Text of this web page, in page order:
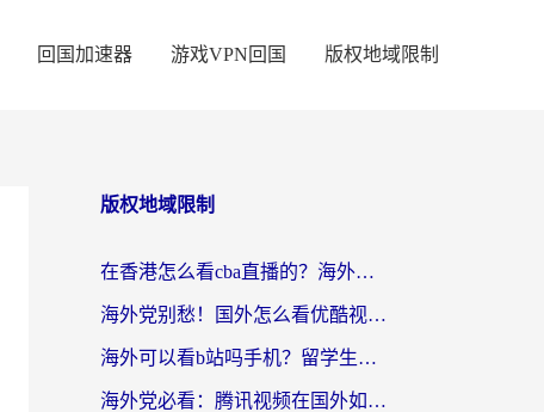
回国加速器 游戏VPN回国 版权地域限制
版权地域限制
在香港怎么看cba直播的？海外党体育观赛终极指南：告别版权限制，畅享中文解说
海外党别愁！国外怎么看优酷视频？一招解决追剧、看直播难题
海外可以看b站吗手机？留学生亲测有效的回国加速指南
海外党必看：腾讯视频在国外如何解除地域限制？附优酷咪咕使用指南